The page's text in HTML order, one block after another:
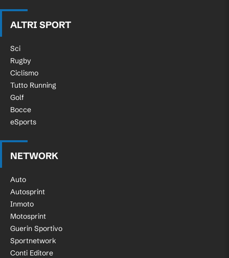
ALTRI SPORT
Sci
Rugby
Ciclismo
Tutto Running
Golf
Bocce
eSports
NETWORK
Auto
Autosprint
Inmoto
Motosprint
Guerin Sportivo
Sportnetwork
Conti Editore